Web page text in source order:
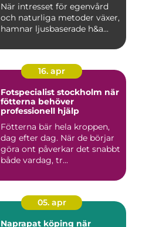
När intresset för egenvård
och naturliga metoder växer,
hamnar ljusbaserade h&a...
16. apr
Fotspecialist stockholm när
fötterna behöver
professionell hjälp
Fötterna bär hela kroppen,
dag efter dag. När de börjar
göra ont påverkar det snabbt
både vardag, tr...
05. apr
Naprapat köping när